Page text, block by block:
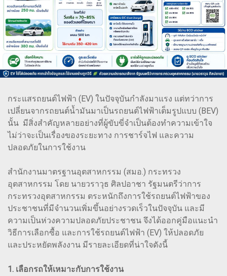
กระแสรถยนต์ไฟฟ้า (EV) ในปัจจุบันกำลังมาแรง แต่ทว่าการ
เปลี่ยนจากรถยนต์น้ำมันมาเป็นรถยนต์ไฟฟ้าเต็มรูปแบบ (BEV)
นั้น มีสิ่งสำคัญหลายอย่างที่ผู้ขับขี่จำเป็นต้องทำความเข้าใจ
ไม่ว่าจะเป็นเรื่องของระยะทาง การชาร์จไฟ และความ
ปลอดภัยในการใช้งาน
สำนักงานมาตรฐานอุตสาหกรรม (สมอ.) กระทรวง
อุตสาหกรรม โดย นายวราวุธ ศิลปอาชา รัฐมนตรีว่าการ
กระทรวงอุตสาหกรรม ตระหนักถึงการใช้รถยนต์ไฟฟ้าของ
ประชาชนที่มีจำนวนเพิ่มขึ้นอย่างรวดเร็วในปัจจุบัน และมี
ความเป็นห่วงความปลอดภัยประชาชน จึงได้ออกคู่มือแนะนำ
วิธีการเลือกซื้อ และการใช้รถยนต์ไฟฟ้า (EV) ให้ปลอดภัย
และประหยัดพลังงาน มีรายละเอียดที่น่าใจดังนี้
1. เลือกรถให้เหมาะกับการใช้งาน